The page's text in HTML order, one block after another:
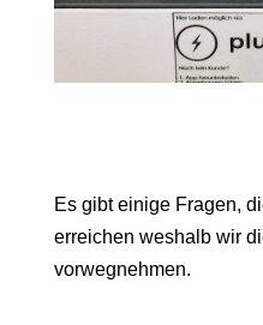
Es gibt einige Fragen,
erreichen weshalb wir
vorwegnehmen.